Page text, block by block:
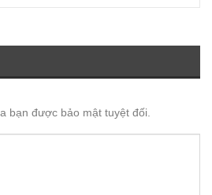
bạn được bảo mật tuyệt đối.